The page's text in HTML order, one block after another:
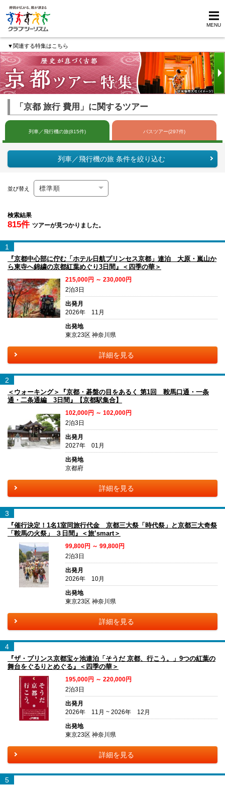
MENU
▼関連する特集はこちら
「京都 旅行 費用」に関するツアー
列車／飛行機の旅(815件) バスツアー(297件)
列車／飛行機の旅 条件を絞り込む
並び替え
検索結果
815件 ツアーが見つかりました。
1
『京都中心部に佇む「ホテル日航プリンセス京都」連泊 大原・嵐山か
ら東寺へ錦繍の京都紅葉めぐり3日間』＜四季の華＞
215,000円 ～ 230,000円
2泊3日
出発月
2026年 11月
出発地
東京23区 神奈川県
詳細を見る
2
＜ウォーキング＞『京都・碁盤の目をあるく 第1回 鞍馬口通・一条
通・二条通編 3日間』【京都駅集合】
102,000円 ～ 102,000円
2泊3日
出発月
2027年 01月
出発地
京都府
詳細を見る
3
『催行決定！1名1室同旅行代金 京都三大祭「時代祭」と京都三大奇祭
「鞍馬の火祭」 ３日間』＜旅’smart＞
99,800円 ～ 99,800円
2泊3日
出発月
2026年 10月
出発地
東京23区 神奈川県
詳細を見る
4
『ザ・プリンス京都宝ヶ池連泊「そうだ 京都、行こう。」9つの紅葉の
舞台をぐるりとめぐる』＜四季の華＞
195,000円 ～ 220,000円
2泊3日
出発月
2026年 11月 ~ 2026年 12月
出発地
東京23区 神奈川県
詳細を見る
5